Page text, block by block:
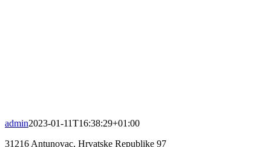
admin2023-01-11T16:38:29+01:00
31216 Antunovac, Hrvatske Republike 97